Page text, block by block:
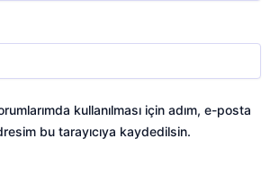
kullanılması için adım, e-posta
bu tarayıcıya kaydedilsin.